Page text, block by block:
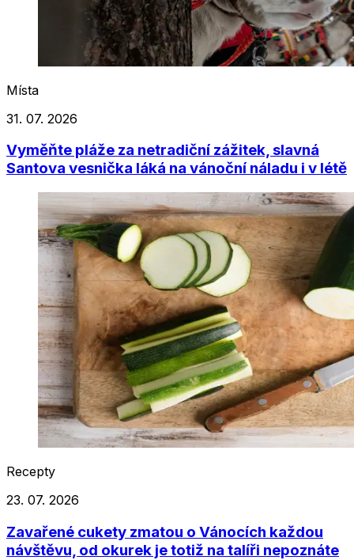
Místa
31. 07. 2026
Vyměňte pláže za netradiční zážitek, slavná
Santova vesnička láká na vánoční náladu i v létě
Recepty
23. 07. 2026
Zavařené cukety zmatou o Vánocích každou
návštěvu, od okurek je totiž na talíři nepoznáte